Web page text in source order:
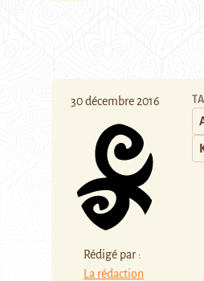
30 décembre 2016
Rédigé par :
La rédaction